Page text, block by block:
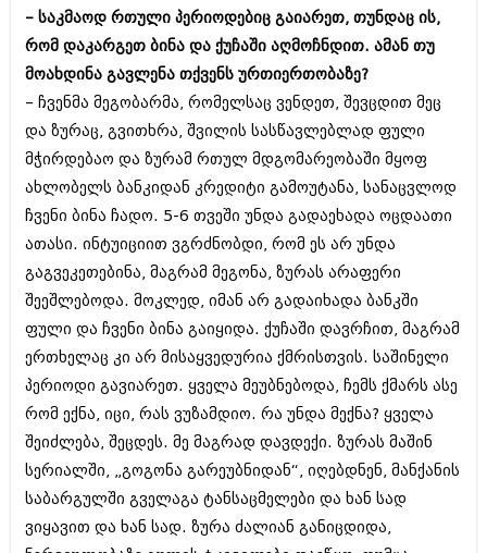
თებერვალი 2011 (329)
იანვარი 2011 (647)
(157)
დეკემბერი 2010 (881)
ნოემბერი 2010 (422)
ოქტომბერი 2010 (341)
სექტემბერი 2010 (449)
ივლისი 2010 (556)
ივნისი 2010 (685)
მაისი 2010 (232)
აპრილი 2010 (229)
მარტი 2010 (454)
თებერვალი 2010 (421)
იანვარი 2010 (422)
დეკემბერი 2009 (510)
ნოემბერი 2009 (308)
ოქტომბერი 2009 (382)
სექტემბერი 2009 (541)
აგვისტო 2009 (14)
თებერვალი 0216 (1)
დეკემბერი 0215 (1)
ოქტომბერი 0215 (1)
აგვისტო 0215 (2)
– საკმაოდ რთული პერიოდებიც გაიარეთ, თუნდაც ის,
რომ დაკარგეთ ბინა და ქუჩაში აღმოჩნდით. ამან თუ
მოახდინა გავლენა თქვენს ურთიერთობაზე?
– ჩვენმა მეგობარმა, რომელსაც ვენდეთ, შევცდით მეც
და ზურაც, გვითხრა, შვილის სასწავლებლად ფული
მჭირდებაო და ზურამ რთულ მდგომარეობაში მყოფ
ახლობელს ბანკიდან კრედიტი გამოუტანა, სანაცვლოდ
ჩვენი ბინა ჩადო. 5-6 თვეში უნდა გადაეხადა ოცდაათი
ათასი. ინტუიციით ვგრძნობდი, რომ ეს არ უნდა
გაგვეკეთებინა, მაგრამ მეგონა, ზურას არაფერი
შეეშლებოდა. მოკლედ, იმან არ გადაიხადა ბანკში
ფული და ჩვენი ბინა გაიყიდა. ქუჩაში დავრჩით, მაგრამ
ერთხელაც კი არ მისაყვედურია ქმრისთვის. საშინელი
პერიოდი გავიარეთ. ყველა მეუბნებოდა, ჩემს ქმარს ასე
რომ ექნა, იცი, რას ვუზამდიო. რა უნდა მექნა? ყველა
შეიძლება, შეცდეს. მე მაგრად დავდექი. ზურას მაშინ
სერიალში, „გოგონა გარეუბნიდან“, იღებდნენ, მანქანის
საბარგულში გველაგა ტანსაცმელები და ხან სად
ვიყავით და ხან სად. ზურა ძალიან განიცდიდა,